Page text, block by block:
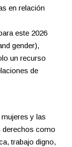
en relación
este 2026
gender),
un recurso
de
y las
derechos como
trabajo digno,